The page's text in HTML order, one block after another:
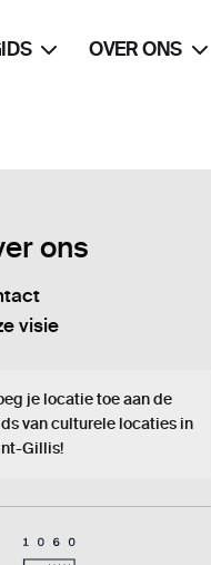
OVER ONS
ons
visie
je locatie toe aan de
van culturele locaties in
Gillis!